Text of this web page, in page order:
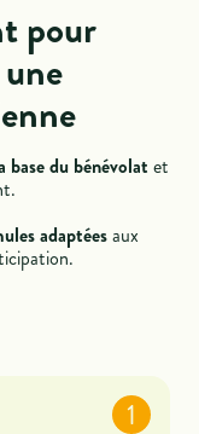
pour
du bénévolat et
adaptéesaux
1